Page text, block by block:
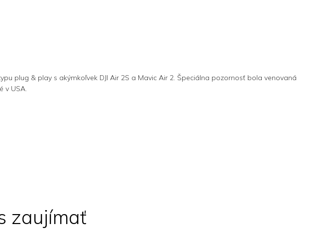
plug & play s akýmkoľvek DJI Air 2S a Mavic Air 2. Špeciálna pozornosť bola venovaná
v USA.
zaujímať